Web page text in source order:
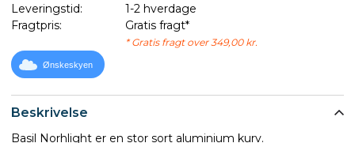
Beskrivelse
Basil Norhlight er en stor sort aluminium kurv.
Leveringstid:
1-2 hverdage
Fragtpris:
Gratis fragt*
* Gratis fragt over 349,00 kr.
Ønskeskyen